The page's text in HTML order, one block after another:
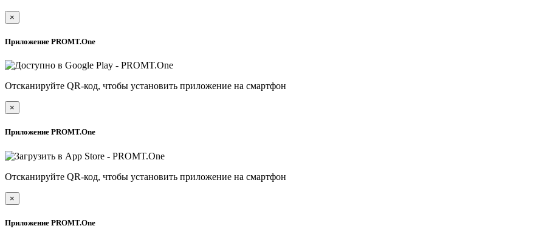
×
Приложение PROMT.One
Отсканируйте QR-код, чтобы установить приложение на смартфон
×
Приложение PROMT.One
Отсканируйте QR-код, чтобы установить приложение на смартфон
×
Приложение PROMT.One